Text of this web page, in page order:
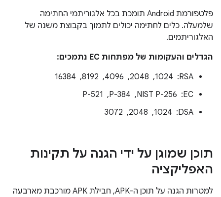
פלטפורמת Android תומכת בכל אלגוריתמי החתימה
שלמעלה. כלים לחתימה יכולים לתמוך בקבוצת משנה של
האלגוריתמים.
הגדלים והעקומות של מפתחות EC נתמכים:
RSA: ‏ 1024, ‏ 2048, ‏ 4096, ‏ 8192, ‏ 16384
EC: ‏ NIST P-256, ‏ P-384, ‏ P-521
DSA: ‏ 1024, ‏ 2048, ‏ 3072
תוכן שמוגן על ידי הגנה על תקינות
האפליקציה
למטרות הגנה על תוכן ה-APK, חבילת APK מורכבת מארבעה